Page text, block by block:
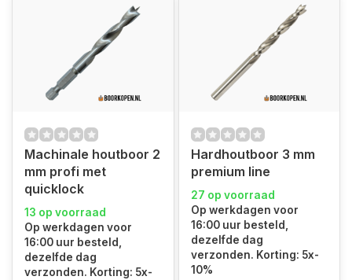
Machinale houtboor 2
mm profi met
quicklock
13 op voorraad
Op werkdagen voor
16:00 uur besteld,
dezelfde dag
verzonden. Korting: 5x-
Hardhoutboor 3 mm
premium line
27 op voorraad
Op werkdagen voor
16:00 uur besteld,
dezelfde dag
verzonden. Korting: 5x-
10%